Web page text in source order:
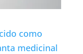
como
medicinal